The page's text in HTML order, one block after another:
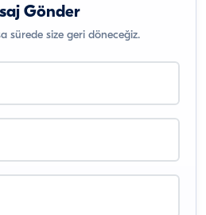
Gönder
sürede size geri döneceğiz.